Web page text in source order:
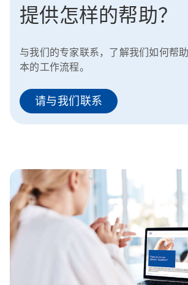
提供怎样的帮助？
与我们的专家联系，了解我们如何帮
本的工作流程。
请与我们联系